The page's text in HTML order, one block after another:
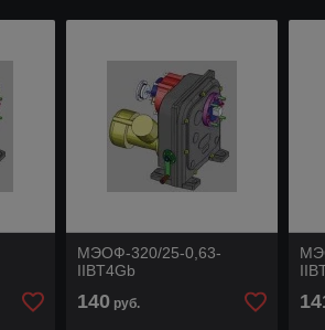
МЭОФ-320/25-0,63-
IIBT4Gb
140руб.